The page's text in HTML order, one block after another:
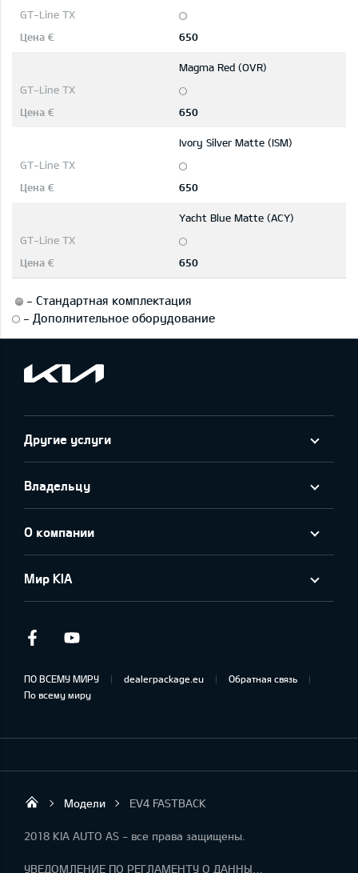
650
Magma Red (OVR)
650
Ivory Silver Matte (ISM)
650
Yacht Blue Matte (ACY)
650
- Стандартная комплектация
- Дополнительное оборудование
Другие услуги
Владельцу
О компании
Мир KIA
Facebook
ПО ВСЕМУ МИРУ dealerpackage.eu
Обратная связь
По всему миру
UAB „Klaipėdos autocentras“
Модели EV4 FASTBACK
2018 KIA AUTO AS - все права защищены.